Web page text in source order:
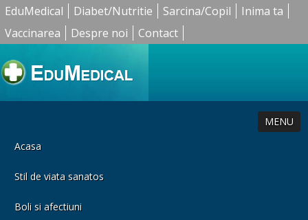
EduMedical Diabet/Nutritie Sarcina/Copil
Inima ta
Vaccinarea
Despre noi Contact
MENU
Acasa
Stil de viata sanatos
Boli si afectiuni